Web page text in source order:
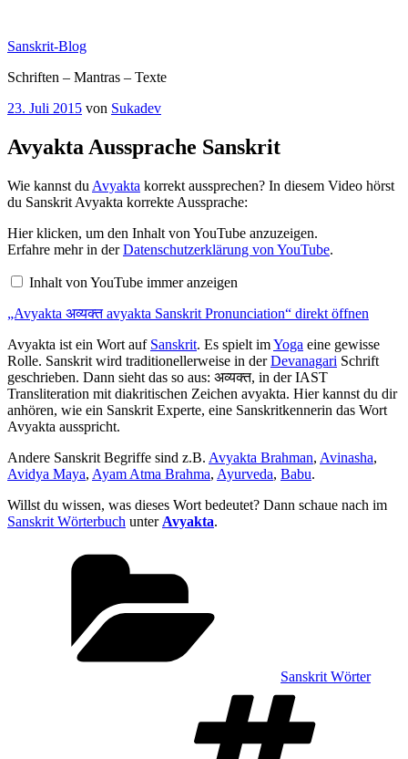
springen
Sanskrit-Blog
Schriften – Mantras – Texte
Veröffentlicht
23. Juli 2015 von Sukadev
Avyakta Aussprache Sanskrit
Wie kannst du Avyakta korrekt aussprechen? In diesem Video hörst
du Sanskrit Avyakta korrekte Aussprache:
„Avyakta
अव्यक्त
Sanskrit
Pronunciation“
YouTube
Hier klicken, um den Inhalt von YouTube anzuzeigen.
Erfahre mehr in derDatenschutzerklärung von YouTube.
Inhalt von YouTube immer anzeigen
„Avyakta अव्यक्त avyakta Sanskrit Pronunciation“ direkt öffnen
Avyakta ist ein Wort auf Sanskrit. Es spielt imYoga eine gewisse
Rolle. Sanskrit wird traditionellerweise in derDevanagari Schrift
geschrieben. Dann sieht das so aus: अव्यक्त, in der IAST
Transliteration mit diakritischen Zeichen avyakta. Hier kannst du dir
anhören, wie ein Sanskrit Experte, eine Sanskritkennerin das Wort
Avyakta ausspricht.
Andere Sanskrit Begriffe sind z.B. Avyakta Brahman, Avinasha,
Avidya Maya, Ayam Atma Brahma, Ayurveda, Babu.
Willst du wissen, was dieses Wort bedeutet? Dann schaue nach im
Sanskrit Wörterbuch unter Avyakta.
Sanskrit Wörter